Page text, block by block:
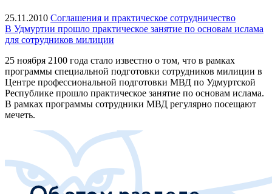
25.11.2010 Соглашения и практическое сотрудничество
В Удмуртии прошло практическое занятие по основам ислама
для сотрудников милиции
25 ноября 2100 года стало известно о том, что в рамках
программы специальной подготовки сотрудников милиции в
Центре профессиональной подготовки МВД по Удмуртской
Республике прошло практическое занятие по основам ислама.
В рамках программы сотрудники МВД регулярно посещают
мечеть.